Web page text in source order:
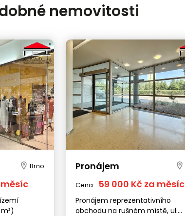
nemovitosti
Brno
měsíc
Pronájem
Cena: 59 000 Kč za měsíc
Pronájem reprezentativního
obchodu na rušném místě, ul.